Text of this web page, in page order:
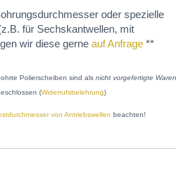
oder spezielle
für Sechskantwellen, mit
wir diese gerne auf Anfrage **
Polierscheiben sind als nicht vorgefertigte Waren
(Widerrufsbelehrung)
von Antriebswellen beachten!